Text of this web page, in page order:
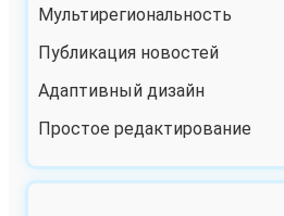
Мультирегиональность
Публикация новостей
Адаптивный дизайн
Простое редактирование